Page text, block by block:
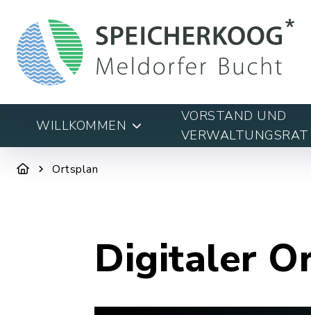
WILLKOMMEN
VORSTAND UND
VERWALTUNGSRAT
Ortsplan
Digitaler